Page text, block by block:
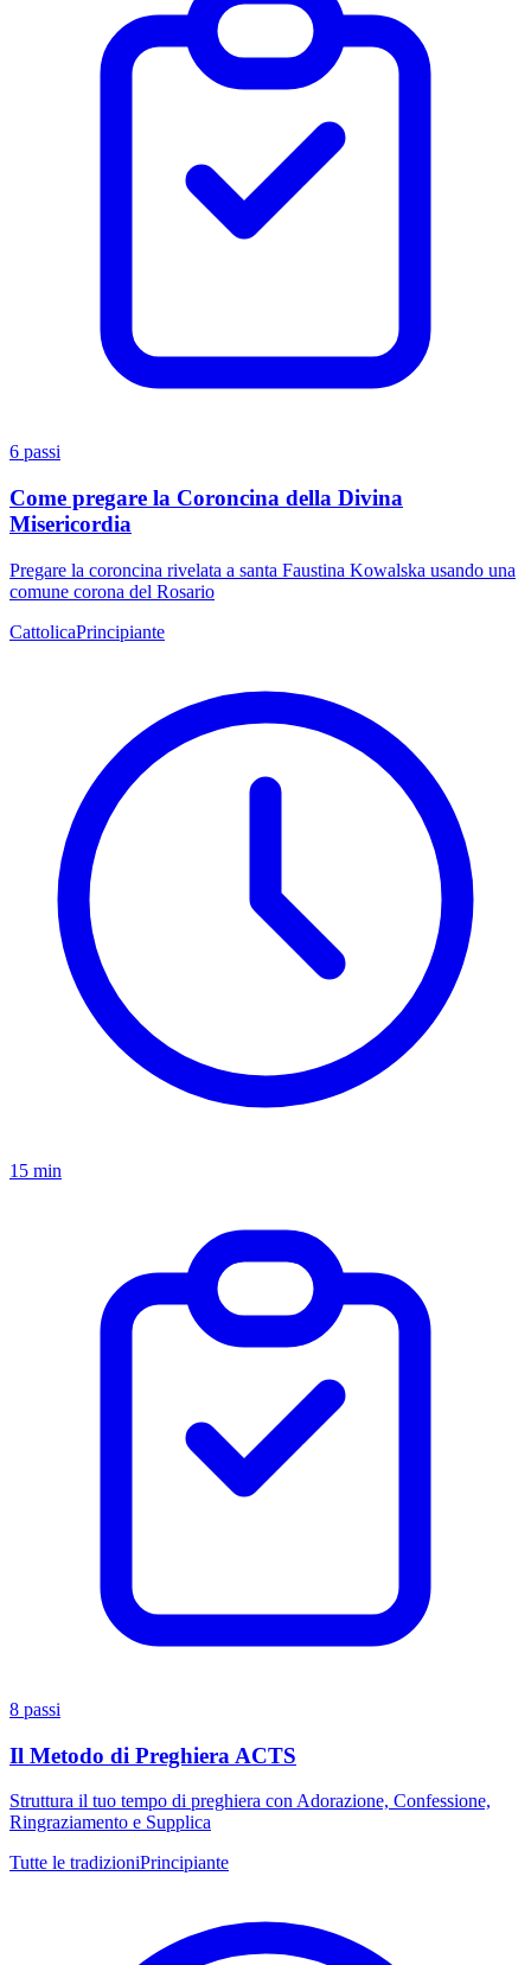
6 passi
Come pregare la Coroncina della Divina
Misericordia
Pregare la coroncina rivelata a santa Faustina Kowalska usando una
comune corona del Rosario
CattolicaPrincipiante
15 min
8 passi
Il Metodo di Preghiera ACTS
Struttura il tuo tempo di preghiera con Adorazione, Confessione,
Ringraziamento e Supplica
Tutte le tradizioniPrincipiante